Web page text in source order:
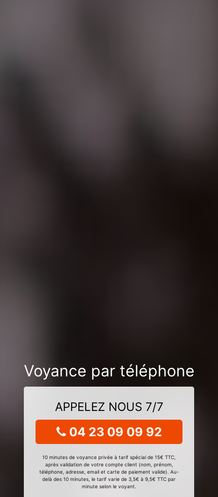
Voyance par téléphone
APPELEZ NOUS 7/7
04 23 09 09 92
10 minutes de voyance privée à tarif spécial de 15€ TTC,
après validation de votre compte client (nom, prénom,
téléphone, adresse, email et carte de paiement valide). Au-
delà des 10 minutes, le tarif varie de 3,5€ à 9,5€ TTC par
minute selon le voyant.